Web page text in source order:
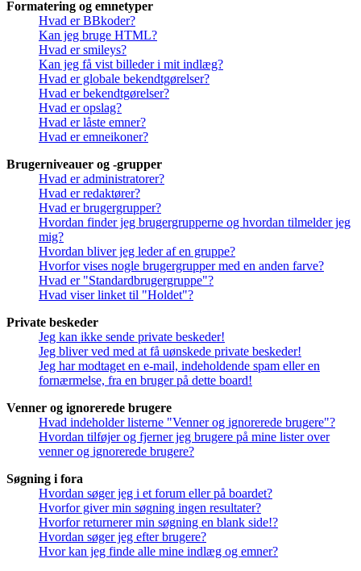
Formatering og emnetyper
Hvad er BBkoder?
Kan jeg bruge HTML?
Hvad er smileys?
Kan jeg få vist billeder i mit indlæg?
Hvad er globale bekendtgørelser?
Hvad er bekendtgørelser?
Hvad er opslag?
Hvad er låste emner?
Hvad er emneikoner?
Brugerniveauer og -grupper
Hvad er administratorer?
Hvad er redaktører?
Hvad er brugergrupper?
Hvordan finder jeg brugergrupperne og hvordan tilmelder jeg
mig?
Hvordan bliver jeg leder af en gruppe?
Hvorfor vises nogle brugergrupper med en anden farve?
Hvad er "Standardbrugergruppe"?
Hvad viser linket til "Holdet"?
Private beskeder
Jeg kan ikke sende private beskeder!
Jeg bliver ved med at få uønskede private beskeder!
Jeg har modtaget en e-mail, indeholdende spam eller en
fornærmelse, fra en bruger på dette board!
Venner og ignorerede brugere
Hvad indeholder listerne "Venner og ignorerede brugere"?
Hvordan tilføjer og fjerner jeg brugere på mine lister over
venner og ignorerede brugere?
Søgning i fora
Hvordan søger jeg i et forum eller på boardet?
Hvorfor giver min søgning ingen resultater?
Hvorfor returnerer min søgning en blank side!?
Hvordan søger jeg efter brugere?
Hvor kan jeg finde alle mine indlæg og emner?